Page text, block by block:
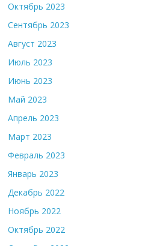
Октябрь 2023
Сентябрь 2023
Август 2023
Июль 2023
Июнь 2023
Май 2023
Апрель 2023
Март 2023
Февраль 2023
Январь 2023
Декабрь 2022
Ноябрь 2022
Октябрь 2022